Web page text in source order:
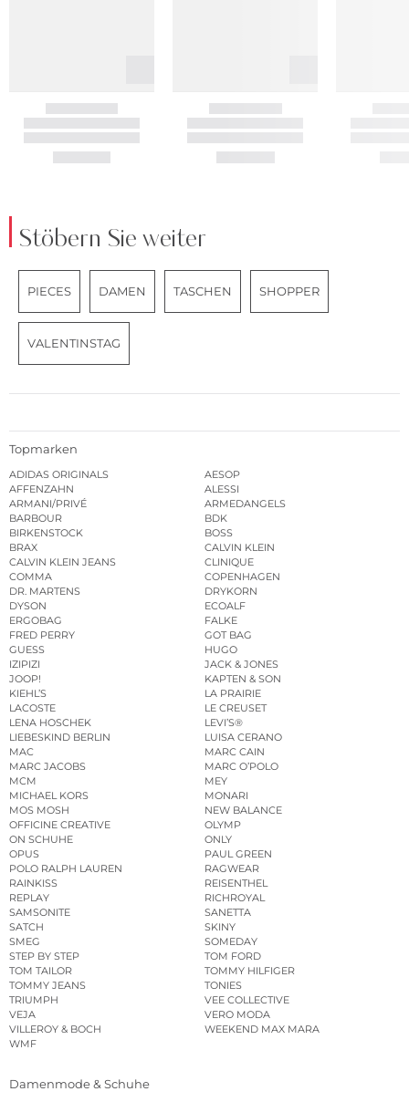
Stöbern Sie weiter
PIECES DAMEN TASCHEN SHOPPER
VALENTINSTAG
Topmarken
ADIDAS ORIGINALS
AESOP
AFFENZAHN
ALESSI
ARMANI/PRIVÉ
ARMEDANGELS
BARBOUR
BDK
BIRKENSTOCK
BOSS
BRAX
CALVIN KLEIN
CALVIN KLEIN JEANS
CLINIQUE
COMMA
COPENHAGEN
DR. MARTENS
DRYKORN
DYSON
ECOALF
ERGOBAG
FALKE
FRED PERRY
GOT BAG
GUESS
HUGO
IZIPIZI
JACK & JONES
JOOP!
KAPTEN & SON
KIEHL’S
LA PRAIRIE
LACOSTE
LE CREUSET
LENA HOSCHEK
LEVI’S®
LIEBESKIND BERLIN
LUISA CERANO
MAC
MARC CAIN
MARC JACOBS
MARC O’POLO
MCM
MEY
MICHAEL KORS
MONARI
MOS MOSH
NEW BALANCE
OFFICINE CREATIVE
OLYMP
ON SCHUHE
ONLY
OPUS
PAUL GREEN
POLO RALPH LAUREN
RAGWEAR
RAINKISS
REISENTHEL
REPLAY
RICHROYAL
SAMSONITE
SANETTA
SATCH
SKINY
SMEG
SOMEDAY
STEP BY STEP
TOM FORD
TOM TAILOR
TOMMY HILFIGER
TOMMY JEANS
TONIES
TRIUMPH
VEE COLLECTIVE
VEJA
VERO MODA
VILLEROY & BOCH
WEEKEND MAX MARA
WMF
Damenmode & Schuhe